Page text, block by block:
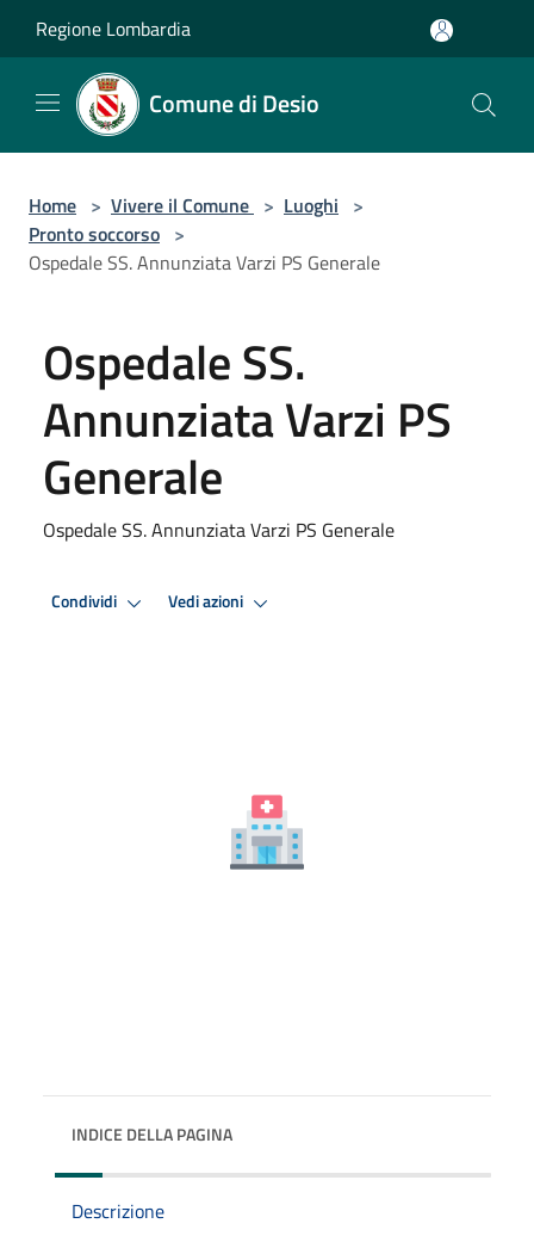
Regione Lombardia
Comune di Desio
Home > Vivere il Comune > Luoghi >
Pronto soccorso >
Ospedale SS. Annunziata Varzi PS Generale
Ospedale SS.
Annunziata Varzi PS
Generale
Ospedale SS. Annunziata Varzi PS Generale
Condividi Vedi azioni
INDICE DELLA PAGINA
Descrizione